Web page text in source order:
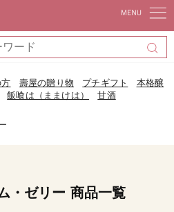
壽屋の贈り物 プチギフト
本格醸
飯喰は（ままけは） 甘酒
・ゼリー 商品一覧